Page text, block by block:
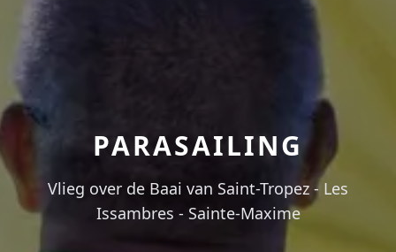
PARASAILING
Vlieg over de Baai van Saint-Tropez - Les
Issambres - Sainte-Maxime